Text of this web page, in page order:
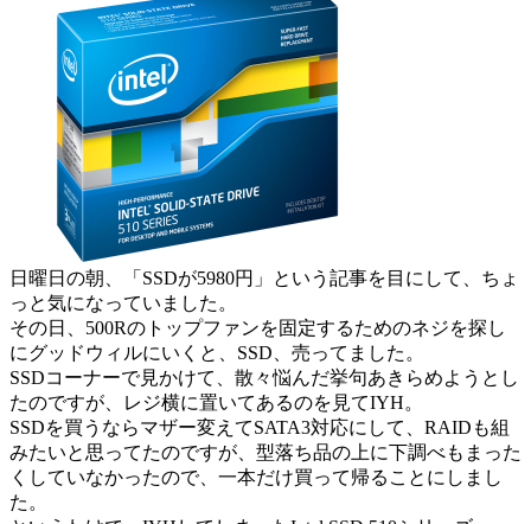
日曜日の朝、「SSDが5980円」という記事を目にして、ちょ
っと気になっていました。
その日、500Rのトップファンを固定するためのネジを探し
にグッドウィルにいくと、SSD、売ってました。
SSDコーナーで見かけて、散々悩んだ挙句あきらめようとし
たのですが、レジ横に置いてあるのを見てIYH。
SSDを買うならマザー変えてSATA3対応にして、RAIDも組
みたいと思ってたのですが、型落ち品の上に下調べもまった
くしていなかったので、一本だけ買って帰ることにしまし
た。